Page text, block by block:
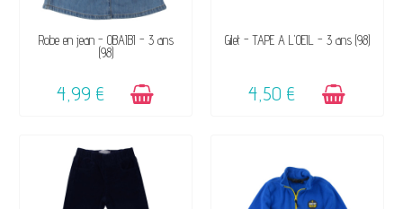
DISPONIBLE
Robe en jean - OBAÏBI - 3 ans
(98)
4,99 €
DISPONIBLE
Gilet - TAPE A L'OEIL - 3 ans (98)
4,50 €